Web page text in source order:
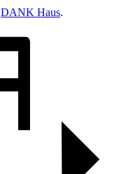
DANK Haus.